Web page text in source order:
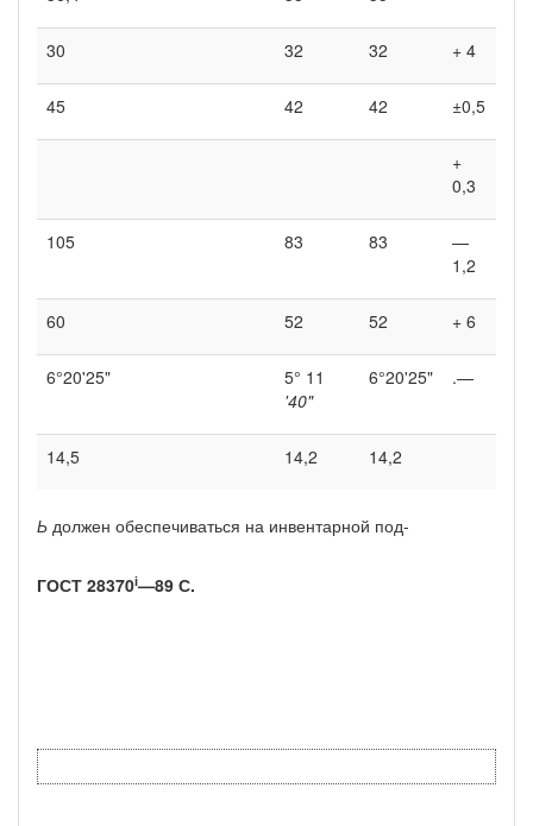
30 32 32 + 4
45 42 42 ±0,5
+
0,3
105 83 83
—
1,2
60 52 52 + 6
6°20'25"
5° 11
'40"
6°20'25" .—
14,5 14,2 14,2
Ь должен обеспечиваться на инвентарной под-
ГОСТ 28370і—89 С.